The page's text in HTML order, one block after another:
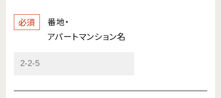
必須
番地・
アパートマンション名